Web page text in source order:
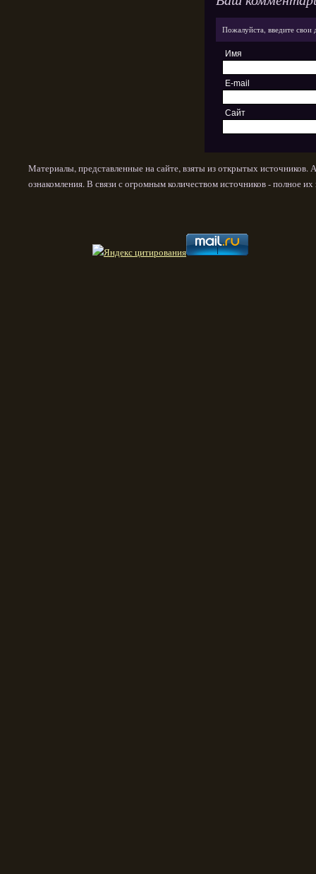
Пожалуйста, введите
Имя
E-mail
Сайт
Материалы, представленные на сайте, взяты из открытых
ознакомления. В связи с огромным количеством источников - полное